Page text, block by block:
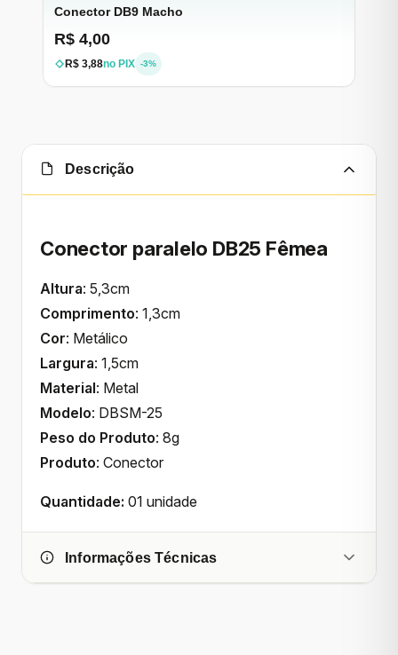
Conector DB9 Macho
R$ 4,00
R$ 3,88no PIX -3%
Descrição
Conector paralelo DB25 Fêmea
Altura: 5,3cm
Comprimento: 1,3cm
Cor: Metálico
Largura: 1,5cm
Material: Metal
Modelo: DBSM-25
Peso do Produto: 8g
Produto: Conector
Quantidade: 01 unidade
Informações Técnicas